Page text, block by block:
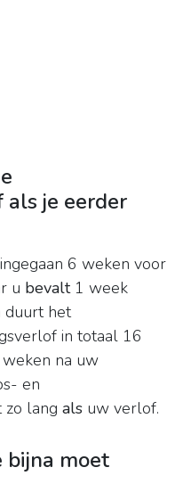
als je eerder
6 weken voor
u bevalt1 week
duurt het
in totaal 16
na uw
en
zo lang als uw verlof.
bijna moet